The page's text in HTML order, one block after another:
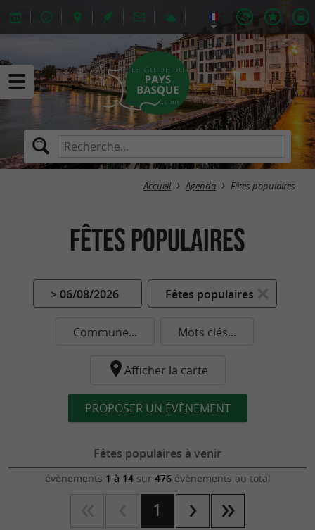
Accueil Agenda Fêtes populaires
Fêtes populaires
> 06/08/2026 Fêtes populaires
Commune... Mots clés...
Afficher la carte
PROPOSER UN ÉVÈNEMENT
Fêtes populaires à venir
évènements 1 à 14sur 476évènements au total
1